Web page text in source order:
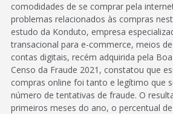
comodidades de se comprar pela
problemas relacionados às compras
estudo da Konduto, empresa
transacional para e-commerce, meios
contas digitais, recém adquirida pela
Censo da Fraude 2021, constatou que
compras online foi tanto e legítimo que
número de tentativas de fraude. O
primeiros meses do ano, o percentual